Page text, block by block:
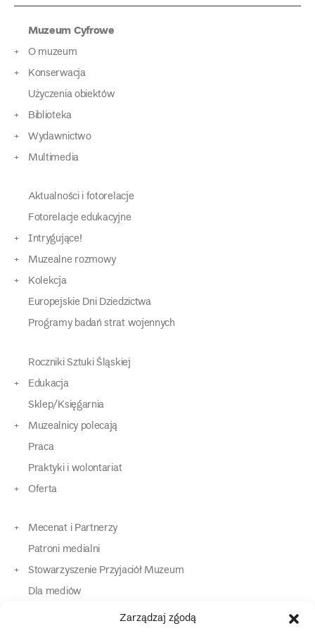
Zarządzaj zgodą
Muzeum Cyfrowe
O muzeum
Konserwacja
Użyczenia obiektów
Biblioteka
Wydawnictwo
Multimedia
Aktualności i fotorelacje
Fotorelacje edukacyjne
Intrygujące!
Muzealne rozmowy
Kolekcja
Europejskie Dni Dziedzictwa
Programy badań strat wojennych
Roczniki Sztuki Śląskiej
Edukacja
Sklep/Księgarnia
Muzealnicy polecają
Praca
Praktyki i wolontariat
Oferta
Mecenat i Partnerzy
Patroni medialni
Stowarzyszenie Przyjaciół Muzeum
Dla mediów
Dla osób o specjalnych potrzebach